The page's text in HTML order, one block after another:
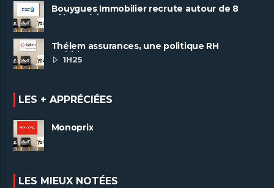
Bouygues Immobilier recrute autour de 8
pôles métiers
Thélem assurances, une politique RH
ambitieuse
1H25
LES + APPRÉCIÉES
Monoprix
LES MIEUX NOTÉES